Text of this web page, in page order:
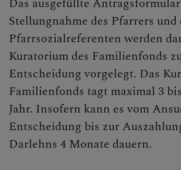
Das ausgefüllte
Stellungnahme des Pfarrers und
Pfarrsozialreferenten werden
Kuratorium des Familienfonds
Entscheidung vorgelegt. Das
Familienfonds tagt maximal 3
Jahr. Insofern kann es vom
Entscheidung bis zur
Darlehns 4 Monate dauern.